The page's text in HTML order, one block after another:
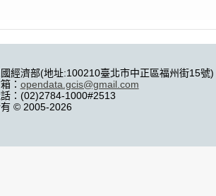
經濟部(地址:100210臺北市中正區福州街15號)
： opendata.gcis@gmail.com
：(02)2784-1000#2513
© 2005-2026